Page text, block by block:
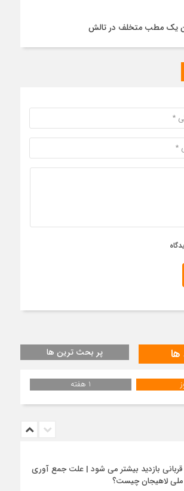
یک مطب متخلف در تالش
ها پر بحث ترین ها
1 هفته
بازدید بیشتر می شود | علت جمع آوری
ملی لاهیجان چیست؟